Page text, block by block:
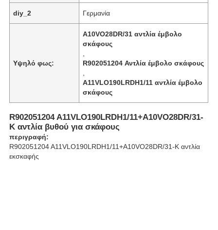
Βίντεο
Επισκέψεις στο εργοστάσιο
Ποιοτικός έλεγχος
Επικοινωνήστε μαζί μας
diy_2 Γερμανία
Υψηλό φως:
Α10VO28DR/31 αντλία έμβολο
σκάφους
R902051204 Αντλία έμβολο σκάφους
Α11VLO190LRDH1/11 αντλία έμβολο
σκάφους
R902051204 A11VLO190LRDH1/11+A10VO28DR/31-
K αντλία βυθού για σκάφους
περιγραφή:
R902051204 A11VLO190LRDH1/11+A10VO28DR/31-K αντλία
εκσκαφής